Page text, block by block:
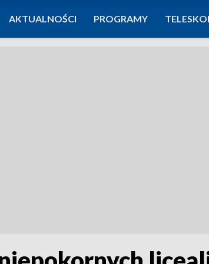
AKTUALNOŚCI PROGRAMY